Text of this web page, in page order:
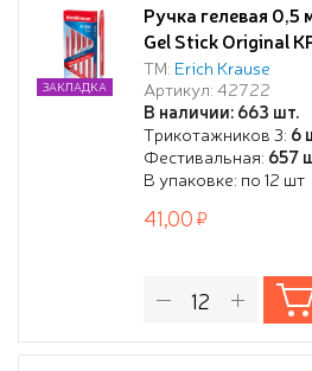
Ручка гелевая 0,5
Gel Stick Original
ТМ: Erich Krause
Артикул: 42722
В наличии: 663 шт.
Трикотажников 3: 6
Фестивальная: 657
В упаковке: по 12 шт
ЗАКЛАДКА
41,00